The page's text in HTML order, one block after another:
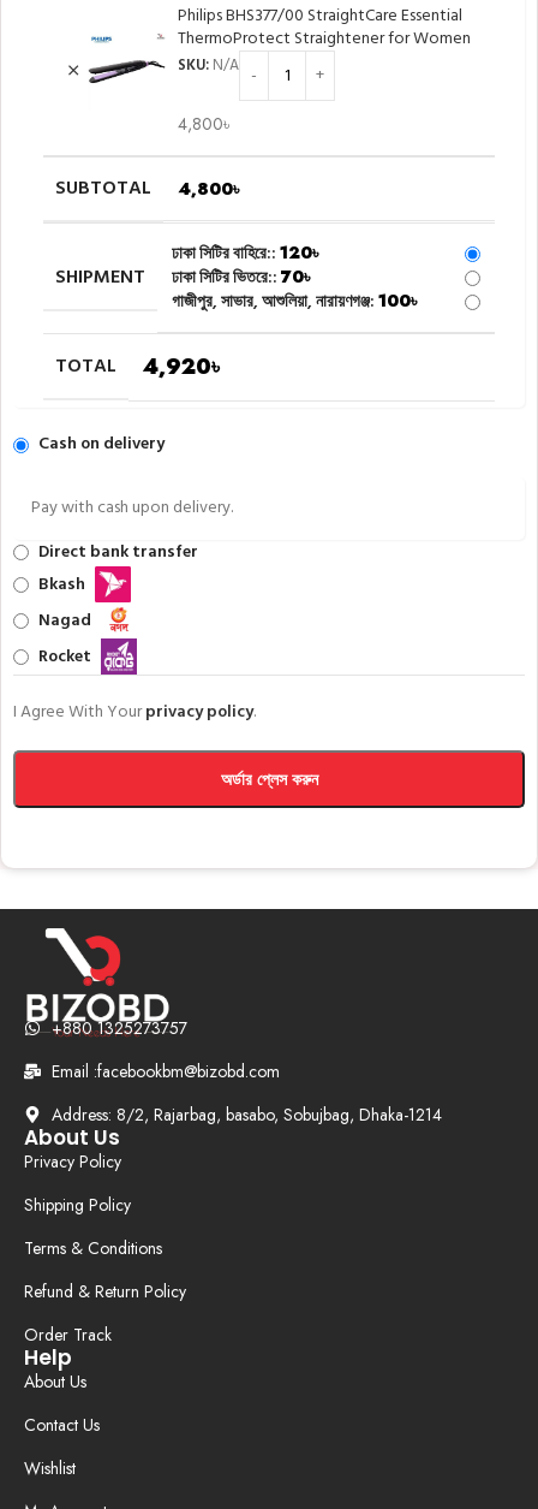
Philips BHS377/00 StraightCare Essential
ThermoProtect Straightener for Women
SKU: N/A
4,800৳
SUBTOTAL 4,800৳
SHIPMENT
ঢাকা সিটির বাহিরে:: 120৳
ঢাকা সিটির ভিতরে:: 70৳
গাজীপুর, সাভার, আশুলিয়া, নারায়ণগঞ্জ: 100৳
TOTAL 4,920৳
Cash on delivery
Pay with cash upon delivery.
Direct bank transfer
Bkash
Nagad
Rocket
I Agree With Yourprivacy policy.
অর্ডার প্লেস করুন
+880 1325273757
Email :facebookbm@bizobd.com
Address: 8/2, Rajarbag, basabo, Sobujbag, Dhaka-1214
About Us
Privacy Policy
Shipping Policy
Terms & Conditions
Refund & Return Policy
Order Track
Help
About Us
Contact Us
Wishlist